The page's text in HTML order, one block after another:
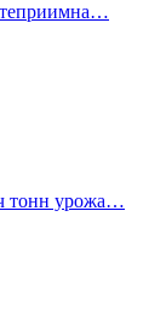
тонн урожа…